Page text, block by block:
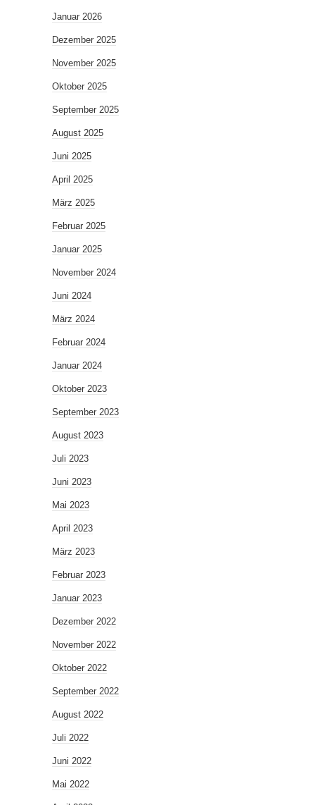
Januar 2026
Dezember 2025
November 2025
Oktober 2025
September 2025
August 2025
Juni 2025
April 2025
März 2025
Februar 2025
Januar 2025
November 2024
Juni 2024
März 2024
Februar 2024
Januar 2024
Oktober 2023
September 2023
August 2023
Juli 2023
Juni 2023
Mai 2023
April 2023
März 2023
Februar 2023
Januar 2023
Dezember 2022
November 2022
Oktober 2022
September 2022
August 2022
Juli 2022
Juni 2022
Mai 2022